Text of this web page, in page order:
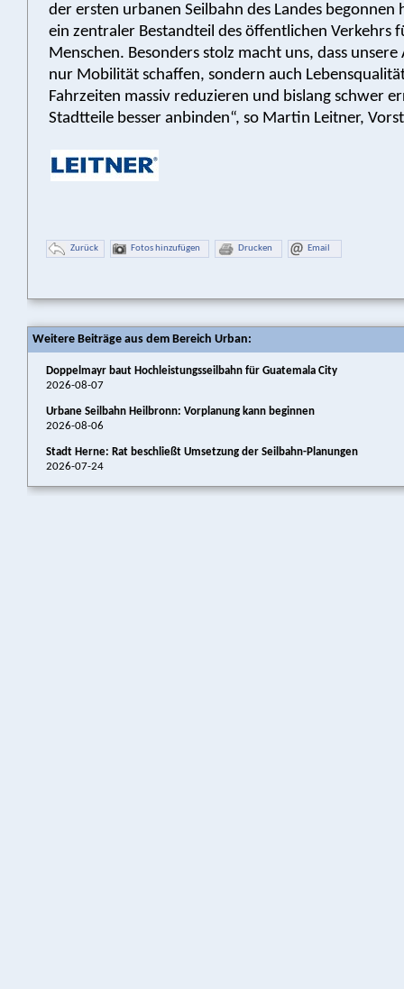
der ersten urbanen Seilbahn des Landes begonnen
ein zentraler Bestandteil des öffentlichen Verkehrs
Menschen. Besonders stolz macht uns, dass
nur Mobilität schaffen, sondern auch
Fahrzeiten massiv reduzieren und bislang schwer
Stadtteile besser anbinden“, so Martin Leitner,
Zurück Fotos hinzufügen Drucken Email
Weitere Beiträge aus dem Bereich Urban:
Doppelmayr baut Hochleistungsseilbahn für Guatemala City
2026-08-07
Urbane Seilbahn Heilbronn: Vorplanung kann beginnen
2026-08-06
Stadt Herne: Rat beschließt Umsetzung der Seilbahn-Planungen
2026-07-24